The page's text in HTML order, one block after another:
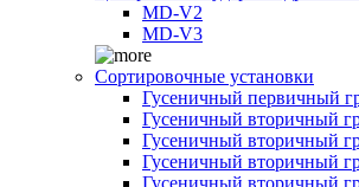
MD-V2
MD-V3
Сортировочные установки
Гусеничный первичный
Гусеничный вторичный
Гусеничный вторичный
Гусеничный вторичный
Гусеничный вторичный